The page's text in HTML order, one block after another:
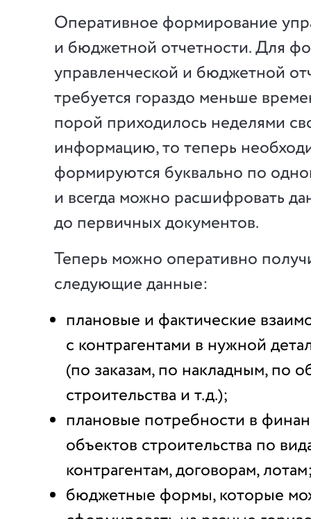
Оперативное формирование
и бюджетной отчетности. Для
управленческой и бюджетной
требуется гораздо меньше
порой приходилось неделями
информацию, то теперь
формируются буквально по
и всегда можно расшифровать
до первичных документов.
Теперь можно оперативно
следующие данные:
плановые и фактические
с контрагентами в нужной
(по заказам, по накладным, по
строительства и т.д.);
плановые потребности в
объектов строительства по
контрагентам, договорам,
бюджетные формы, которые